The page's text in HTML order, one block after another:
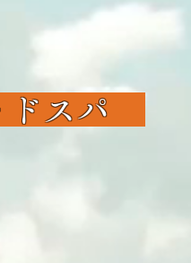
ドスパ